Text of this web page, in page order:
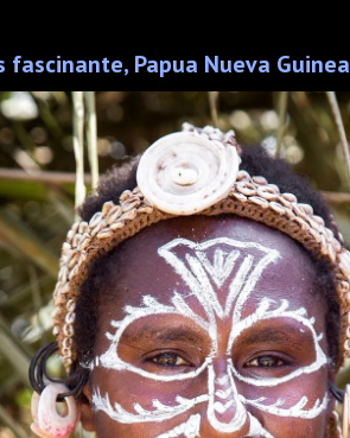
fascinante, Papua Nueva Guinea